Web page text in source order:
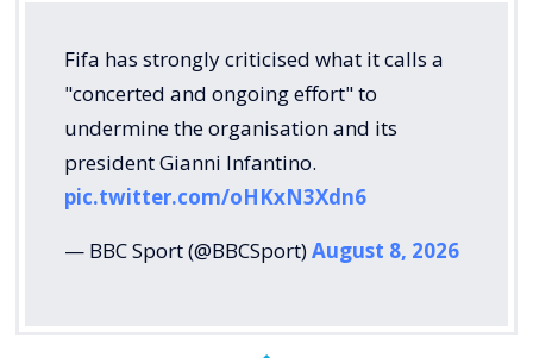
Fifa has strongly criticised what it calls a
"concerted and ongoing effort" to
undermine the organisation and its
president Gianni Infantino.
pic.twitter.com/oHKxN3Xdn6
— BBC Sport (@BBCSport)August 8, 2026